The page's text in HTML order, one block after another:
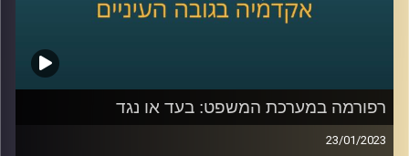
רפורמה במערכת המשפט: בעד או נגד
23/01/2023